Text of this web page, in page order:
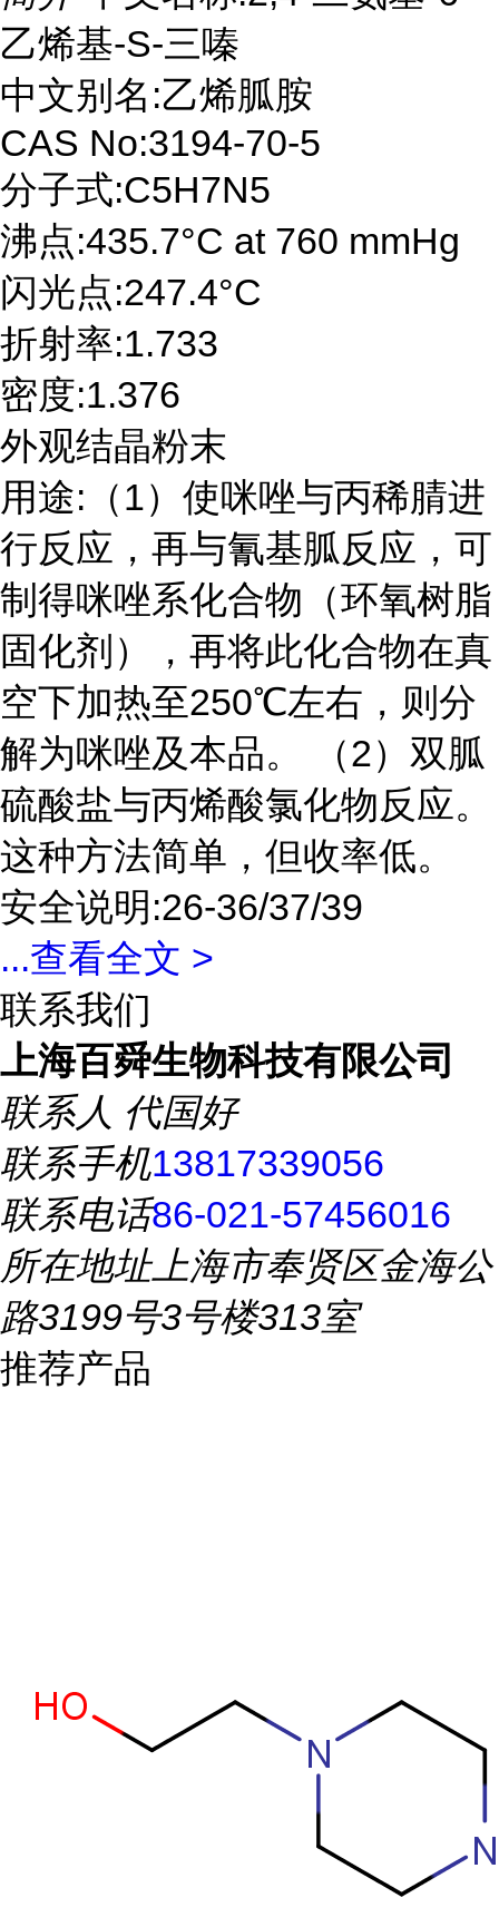
乙烯基-S-三嗪
中文别名:乙烯胍胺
CAS No:3194-70-5
分子式:C5H7N5
沸点:435.7°C at 760 mmHg
闪光点:247.4°C
折射率:1.733
密度:1.376
外观结晶粉末
用途:（1）使咪唑与丙稀腈进
行反应，再与氰基胍反应，可
制得咪唑系化合物（环氧树脂
固化剂），再将此化合物在真
空下加热至250℃左右，则分
解为咪唑及本品。 （2）双胍
硫酸盐与丙烯酸氯化物反应。
这种方法简单，但收率低。
安全说明:26-36/37/39
...查看全文 >
联系我们
上海百舜生物科技有限公司
联系人 代国好
联系手机13817339056
联系电话86-021-57456016
所在地址上海市奉贤区金海公
路3199号3号楼313室
推荐产品